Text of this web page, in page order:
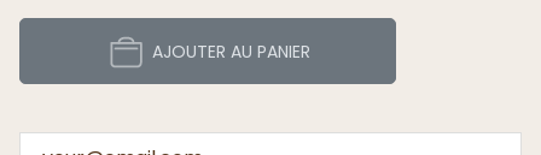
AJOUTER AU PANIER